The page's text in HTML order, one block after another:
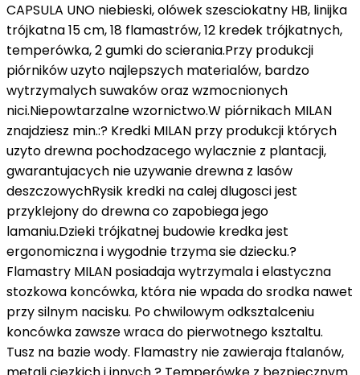
CAPSULA UNO niebieski, olówek szesciokatny HB, linijka
trójkatna 15 cm, 18 flamastrów, 12 kredek trójkatnych,
temperówka, 2 gumki do scierania.Przy produkcji
piórników uzyto najlepszych materialów, bardzo
wytrzymalych suwaków oraz wzmocnionych
nici.Niepowtarzalne wzornictwo.W piórnikach MILAN
znajdziesz min.:? Kredki MILAN przy produkcji których
uzyto drewna pochodzacego wylacznie z plantacji,
gwarantujacych nie uzywanie drewna z lasów
deszczowychRysik kredki na calej dlugosci jest
przyklejony do drewna co zapobiega jego
lamaniu.Dzieki trójkatnej budowie kredka jest
ergonomiczna i wygodnie trzyma sie dziecku.?
Flamastry MILAN posiadaja wytrzymala i elastyczna
stozkowa koncówka, która nie wpada do srodka nawet
przy silnym nacisku. Po chwilowym odksztalceniu
koncówka zawsze wraca do pierwotnego ksztaltu.
Tusz na bazie wody. Flamastry nie zawieraja ftalanów,